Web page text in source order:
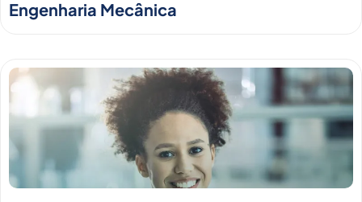
Engenharia Mecânica